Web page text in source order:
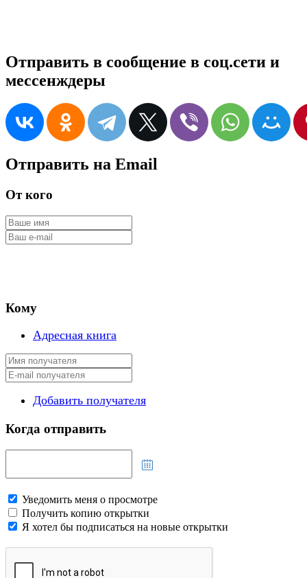
Отправить в сообщение в соц.сети и
мессенждеры
Отправить на Email
От кого
Кому
Адресная книга
Добавить получателя
Когда отправить
Уведомить меня о просмотре
Получить копию открытки
Я хотел бы подписаться на новые открытки